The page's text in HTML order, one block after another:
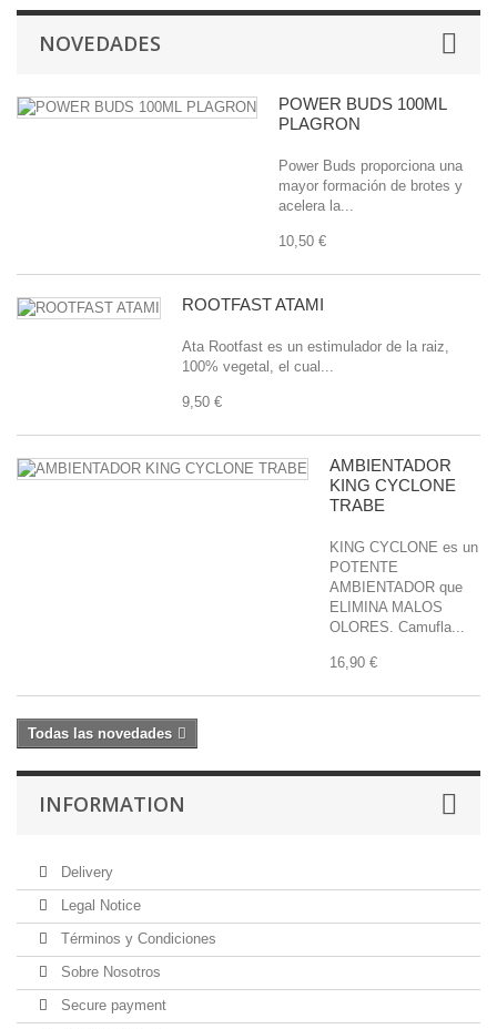
10 Semillas(2)
3+1 uds(6)
NOVEDADES
POWER BUDS 100ML
PLAGRON
Power Buds proporciona una
mayor formación de brotes y
acelera la...
10,50 €
ROOTFAST ATAMI
Ata Rootfast es un estimulador de la raiz,
100% vegetal, el cual...
9,50 €
AMBIENTADOR
KING CYCLONE
TRABE
KING CYCLONE es un
POTENTE
AMBIENTADOR que
ELIMINA MALOS
OLORES. Camufla...
16,90 €
Todas las novedades
INFORMATION
Delivery
Legal Notice
Términos y Condiciones
Sobre Nosotros
Secure payment